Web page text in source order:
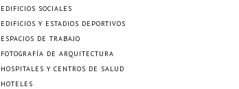
EDIFICIOS SOCIALES
EDIFICIOS Y ESTADIOS DEPORTIVOS
ESPACIOS DE TRABAJO
FOTOGRAFÍA DE ARQUITECTURA
HOSPITALES Y CENTROS DE SALUD
HOTELES